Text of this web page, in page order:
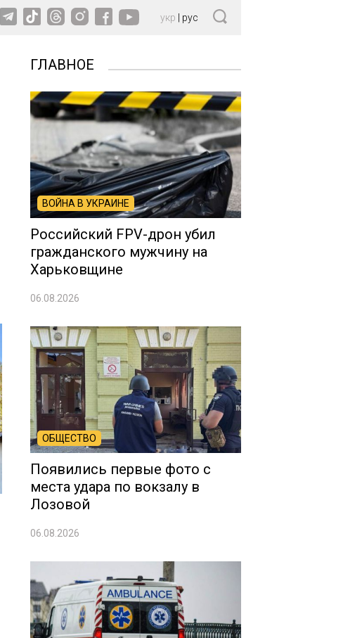
укр рус
ГЛАВНОЕ
ВОЙНА В УКРАИНЕ
Российский FPV-дрон убил
гражданского мужчину на
Харьковщине
06.08.2026
ОБЩЕСТВО
Появились первые фото с
места удара по вокзалу в
Лозовой
06.08.2026